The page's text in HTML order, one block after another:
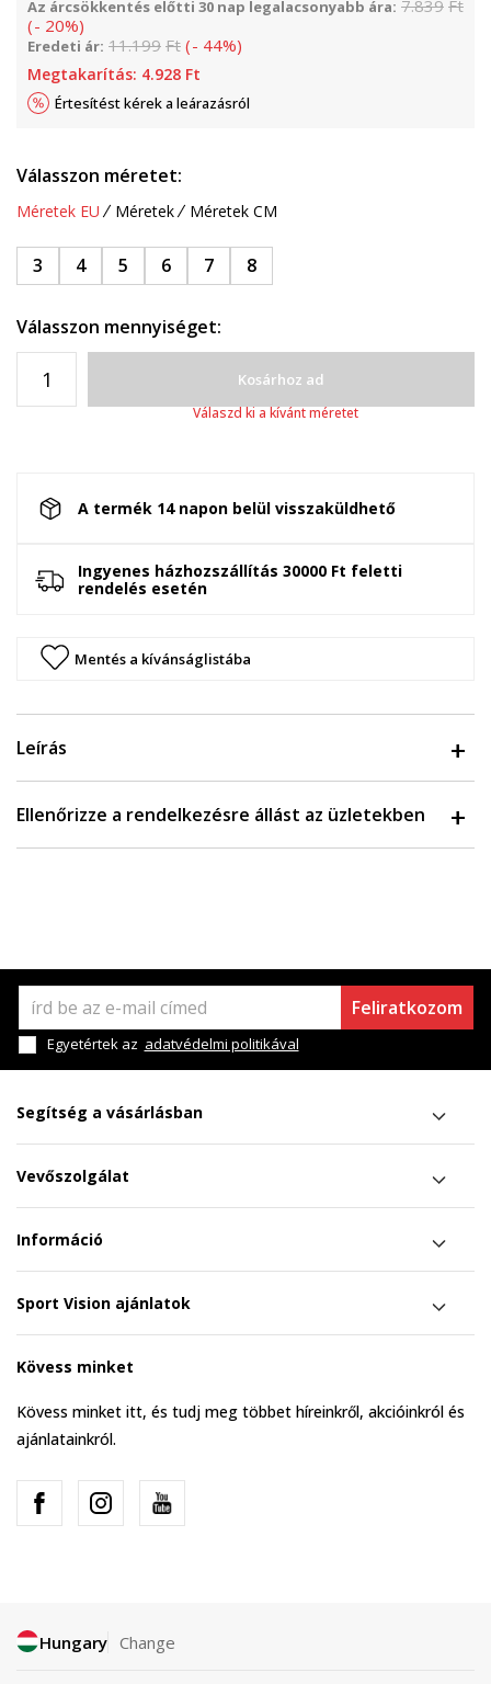
Az árcsökkentés előtti 30 nap legalacsonyabb ára: 7.839 Ft
(- 20%)
Eredeti ár: 11.199 Ft (- 44%)
Megtakarítás: 4.928 Ft
Értesítést kérek a leárazásról
Válasszon méretet:
Méretek EU Méretek Méretek CM
3 4 5 6 7 8
Válasszon mennyiséget:
Kosárhoz ad
Válaszd ki a kívánt méretet
A termék 14 napon belül visszaküldhető
Ingyenes házhozszállítás 30000 Ft feletti
rendelés esetén
Mentés a kívánságlistába
Leírás
Ellenőrizze a rendelkezésre állást az üzletekben
Feliratkozom
Egyetértek az adatvédelmi politikával
Segítség a vásárlásban
Vevőszolgálat
Információ
Sport Vision ajánlatok
Kövess minket
Kövess minket itt, és tudj meg többet híreinkről, akcióinkról és
ajánlatainkról.
Hungary Change